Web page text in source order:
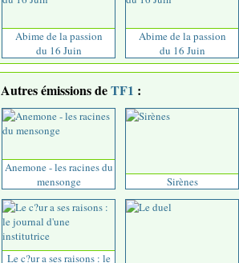
Abime de la passion
du 16 Juin
Abime de la passion
du 16 Juin
Autres émissions deTF1 :
Anemone - les racines du
mensonge
Sirènes
Le c?ur a ses raisons : le